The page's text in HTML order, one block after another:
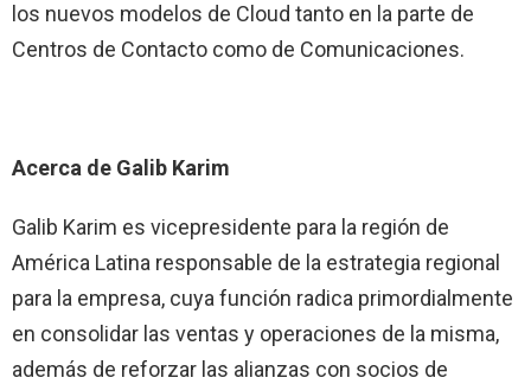
los nuevos modelos de Cloud tanto en la parte de
Centros de Contacto como de Comunicaciones.
Acerca de Galib Karim
Galib Karim es vicepresidente para la región de
América Latina responsable de la estrategia regional
para la empresa, cuya función radica primordialmente
en consolidar las ventas y operaciones de la misma,
además de reforzar las alianzas con socios de